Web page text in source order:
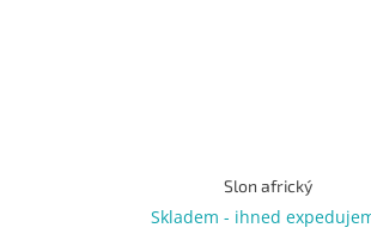
Slon africký
Skladem - ihned